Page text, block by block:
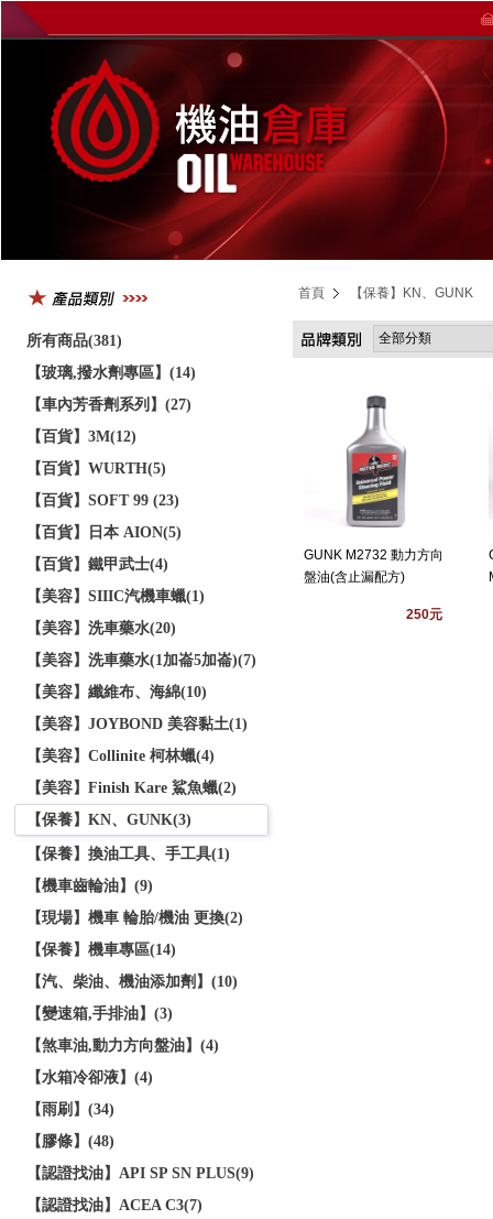
所有商品(381)
【玻璃,撥水劑專區】(14)
【車內芳香劑系列】(27)
【百貨】3M(12)
【百貨】WURTH(5)
【百貨】SOFT 99 (23)
【百貨】日本 AION(5)
【百貨】鐵甲武士(4)
【美容】SIIIC汽機車蠟(1)
【美容】洗車藥水(20)
【美容】洗車藥水(1加崙5加崙)(7)
【美容】纖維布、海綿(10)
【美容】JOYBOND 美容黏土(1)
【美容】Collinite 柯林蠟(4)
【美容】Finish Kare 鯊魚蠟(2)
【保養】KN、GUNK(3)
【保養】換油工具、手工具(1)
【機車齒輪油】(9)
【現場】機車 輪胎/機油 更換(2)
【保養】機車專區(14)
【汽、柴油、機油添加劑】(10)
【變速箱,手排油】(3)
【煞車油,動力方向盤油】(4)
【水箱冷卻液】(4)
【雨刷】(34)
【膠條】(48)
【認證找油】API SP SN PLUS(9)
【認證找油】ACEA C3(7)
首頁 【保養】KN、GUNK
GUNK M2732 動力方向
盤油(含止漏配方)
250元